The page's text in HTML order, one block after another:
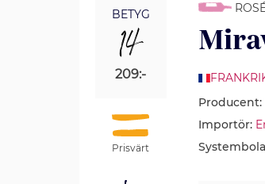
BETYG
14
209:-
Prisvärt
Producent:
Importör: